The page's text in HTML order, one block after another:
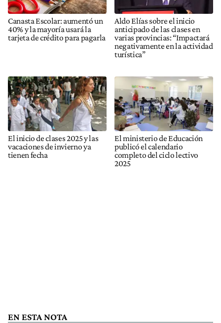
Canasta Escolar: aumentó un
40% y la mayoría usará la
tarjeta de crédito para pagarla
Aldo Elías sobre el inicio
anticipado de las clases en
varias provincias: “Impactará
negativamente en la actividad
turística”
El inicio de clases 2025 y las
vacaciones de invierno ya
tienen fecha
El ministerio de Educación
publicó el calendario
completo del ciclo lectivo
2025
EN ESTA NOTA